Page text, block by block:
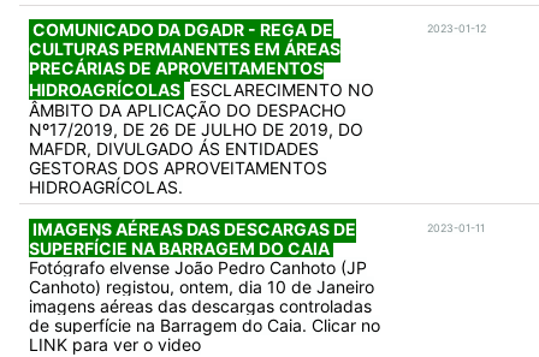
COMUNICADO DA DGADR - REGA DE
CULTURAS PERMANENTES EM ÁREAS
PRECÁRIAS DE APROVEITAMENTOS
HIDROAGRÍCOLAS ESCLARECIMENTO NO
ÂMBITO DA APLICAÇÃO DO DESPACHO
Nº17/2019, DE 26 DE JULHO DE 2019, DO
MAFDR, DIVULGADO ÁS ENTIDADES
GESTORAS DOS APROVEITAMENTOS
HIDROAGRÍCOLAS.
2023-01-12
IMAGENS AÉREAS DAS DESCARGAS DE
SUPERFÍCIE NA BARRAGEM DO CAIA
Fotógrafo elvense João Pedro Canhoto (JP
Canhoto) registou, ontem, dia 10 de Janeiro
imagens aéreas das descargas controladas
de superfície na Barragem do Caia. Clicar no
LINK para ver o video
2023-01-11